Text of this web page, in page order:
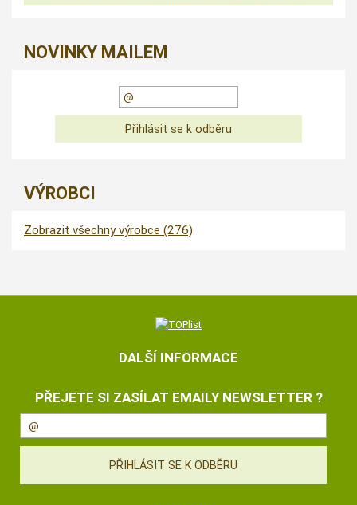
NOVINKY MAILEM
VÝROBCI
Zobrazit všechny výrobce (276)
DALŠÍ INFORMACE
PŘEJETE SI ZASÍLAT EMAILY NEWSLETTER ?